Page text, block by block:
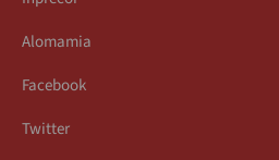
Alomamia
Facebook
Twitter